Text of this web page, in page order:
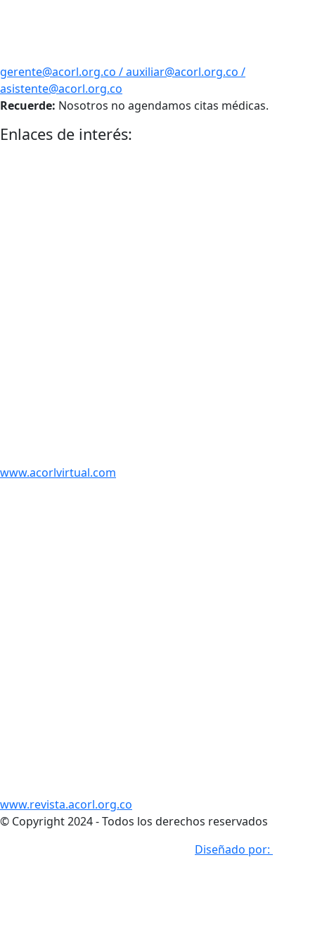
gerente@acorl.org.co / auxiliar@acorl.org.co /
asistente@acorl.org.co
Recuerde: Nosotros no agendamos citas médicas.
Enlaces de interés:
www.acorlvirtual.com
www.revista.acorl.org.co
© Copyright 2024 - Todos los derechos reservados
Diseñado por: